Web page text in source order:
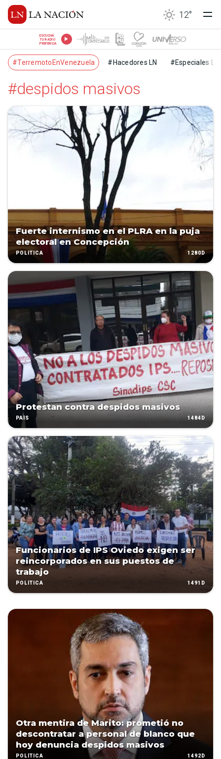
12°
ESCUCHÁ
TU RADIO
PREFERIDA
#TerremotoEnVenezuela #Hacedores LN #Especiales LN
#despidos masivos
Fuerte internismo en el PLRA en la puja
electoral en Concepción
POLÍTICA 1280D
Protestan contra despidos masivos
PAÍS 1484D
Funcionarios de IPS Oviedo exigen ser
reincorporados en sus puestos de
trabajo
POLÍTICA 1491D
Otra mentira de Marito: prometió no
descontratar a personal de blanco que
hoy denuncia despidos masivos
POLÍTICA 1492D